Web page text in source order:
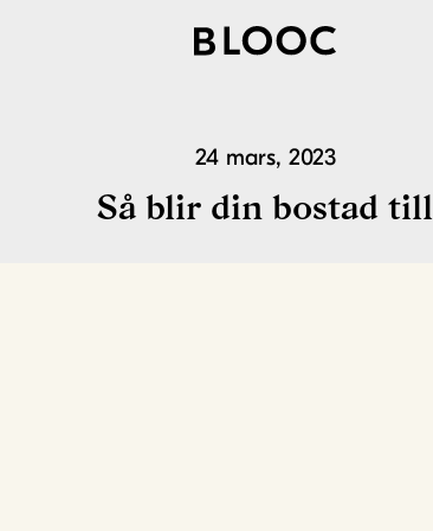
24 mars, 2023
Så blir din bostad till